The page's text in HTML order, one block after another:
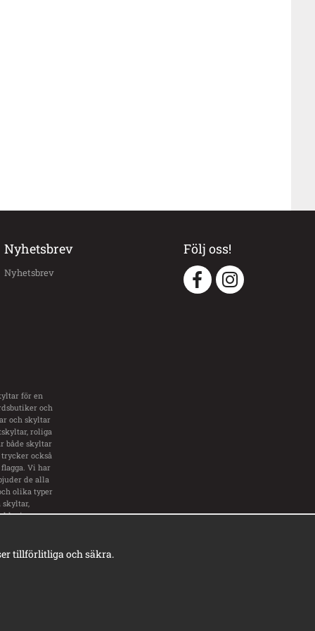
Nyhetsbrev
Nyhetsbrev
Följ oss!
för en
och
och skyltar
roliga
både skyltar
också
Vi har
de alla
olika typer
skyltar,
tillförlitliga och säkra.